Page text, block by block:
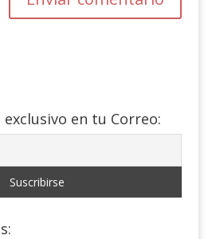
en tu Correo: